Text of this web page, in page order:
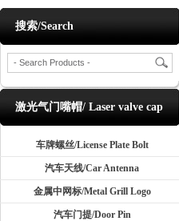
搜索/Search
激光气门嘴帽/ Laser valve cap
车牌螺丝/License Plate Bolt
汽车天线/Car Antenna
金属中网标/Metal Grill Logo
汽车门提/Door Pin